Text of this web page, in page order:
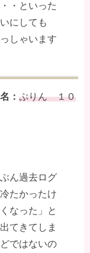
・といった
にしても
しゃいます
： ぷりん １０
ん過去ログ
たかったけ
なった」と
てきてしま
ではないの